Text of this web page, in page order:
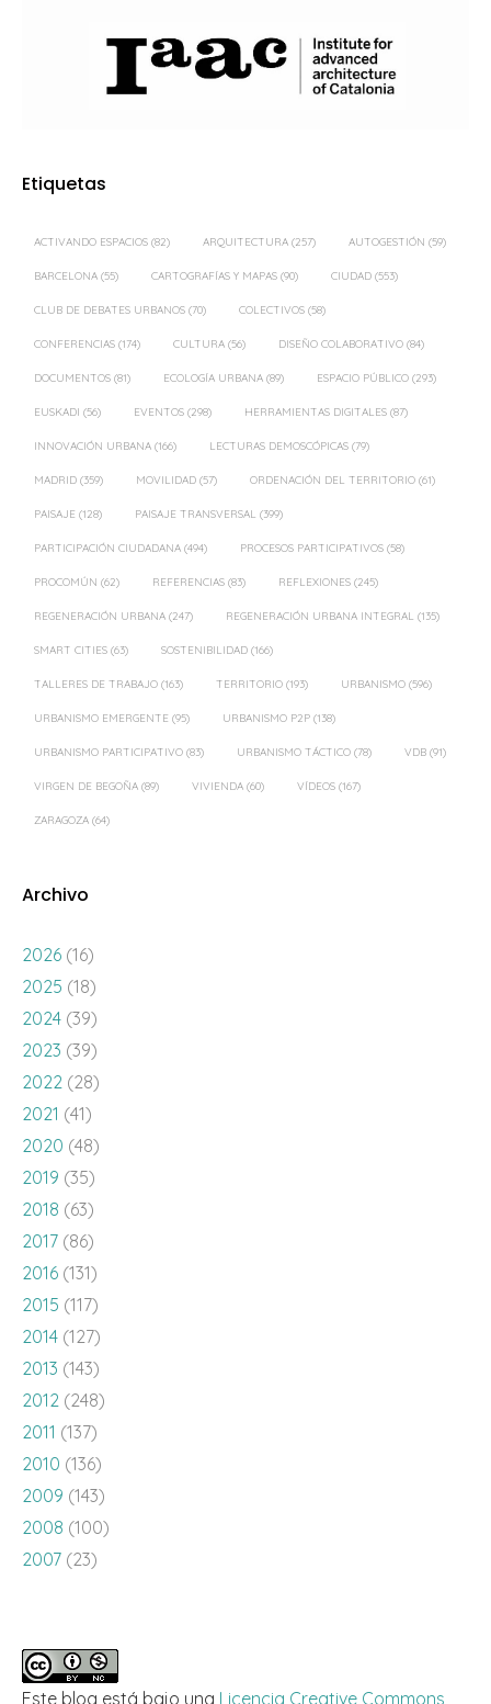
Etiquetas
ACTIVANDO ESPACIOS (82) ARQUITECTURA (257) AUTOGESTIÓN (59)
BARCELONA (55) CARTOGRAFÍAS Y MAPAS (90) CIUDAD (553)
CLUB DE DEBATES URBANOS (70) COLECTIVOS (58)
CONFERENCIAS (174) CULTURA (56) DISEÑO COLABORATIVO (84)
DOCUMENTOS (81) ECOLOGÍA URBANA (89) ESPACIO PÚBLICO (293)
EUSKADI (56) EVENTOS (298) HERRAMIENTAS DIGITALES (87)
INNOVACIÓN URBANA (166) LECTURAS DEMOSCÓPICAS (79)
MADRID (359) MOVILIDAD (57) ORDENACIÓN DEL TERRITORIO (61)
PAISAJE (128) PAISAJE TRANSVERSAL (399)
PARTICIPACIÓN CIUDADANA (494) PROCESOS PARTICIPATIVOS (58)
PROCOMÚN (62) REFERENCIAS (83) REFLEXIONES (245)
REGENERACIÓN URBANA (247) REGENERACIÓN URBANA INTEGRAL (135)
SMART CITIES (63) SOSTENIBILIDAD (166)
TALLERES DE TRABAJO (163) TERRITORIO (193) URBANISMO (596)
URBANISMO EMERGENTE (95) URBANISMO P2P (138)
URBANISMO PARTICIPATIVO (83) URBANISMO TÁCTICO (78) VDB (91)
VIRGEN DE BEGOÑA (89) VIVIENDA (60) VÍDEOS (167)
ZARAGOZA (64)
Archivo
2026 (16)
2025 (18)
2024 (39)
2023 (39)
2022 (28)
2021 (41)
2020 (48)
2019 (35)
2018 (63)
2017 (86)
2016 (131)
2015 (117)
2014 (127)
2013 (143)
2012 (248)
2011 (137)
2010 (136)
2009 (143)
2008 (100)
2007 (23)
Este blog está bajo una Licencia Creative Commons